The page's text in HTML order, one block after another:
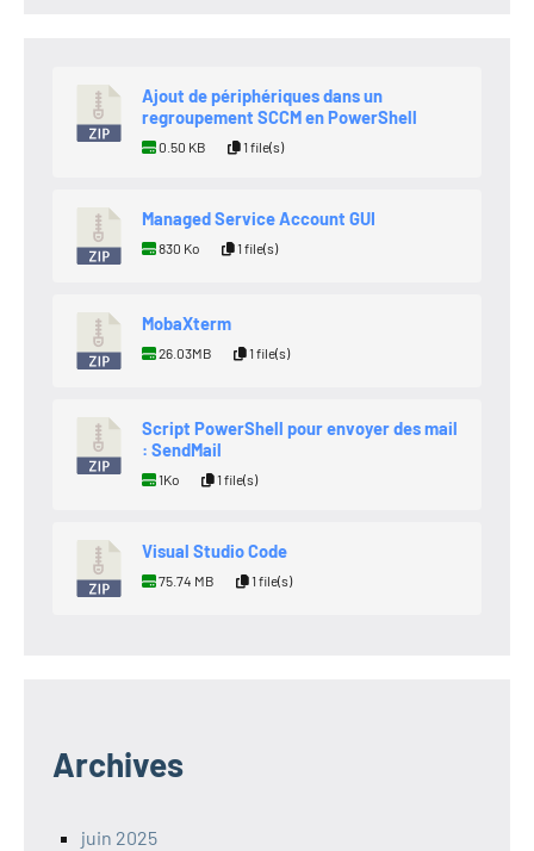
Ajout de périphériques dans un
regroupement SCCM en PowerShell
0.50 KB 1 file(s)
Managed Service Account GUI
830 Ko 1 file(s)
MobaXterm
26.03MB 1 file(s)
Script PowerShell pour envoyer des mail
: SendMail
1Ko 1 file(s)
Visual Studio Code
75.74 MB 1 file(s)
Archives
juin 2025